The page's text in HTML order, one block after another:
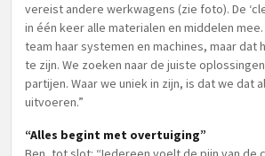
vereist andere werkwagens (zie foto). De
in één keer alle materialen en middelen
team haar systemen en machines, maar dat
te zijn. We zoeken naar de juiste
partijen. Waar we uniek in zijn, is dat we dat
uitvoeren.”
“Alles begint met overtuiging”